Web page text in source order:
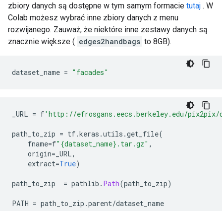
zbiory danych są dostępne w tym samym formacie tutaj . W
Colab możesz wybrać inne zbiory danych z menu
rozwijanego. Zauważ, że niektóre inne zestawy danych są
znacznie większe ( edges2handbags to 8GB).
dataset_name = "facades"
_URL = f'http://efrosgans.eecs.berkeley.edu/pix2pix/
path_to_zip = tf.keras .utils .get_file(
fname=f"{dataset_name}.tar.gz" ,
origin= _URL,
extract=True)
path_to_zip = pathlib . Path(path_to_zip)
PATH = path_to_zip .parent/dataset_name